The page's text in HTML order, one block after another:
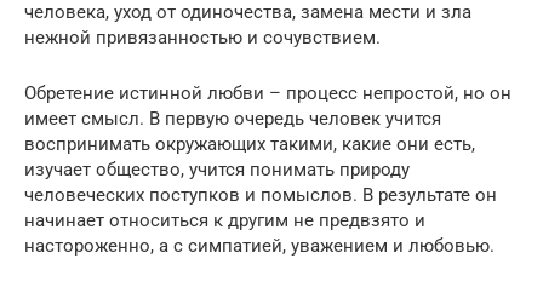
человека, уход от одиночества, замена мести и зла
нежной привязанностью и сочувствием.
Обретение истинной любви – процесс непростой, но он
имеет смысл. В первую очередь человек учится
воспринимать окружающих такими, какие они есть,
изучает общество, учится понимать природу
человеческих поступков и помыслов. В результате он
начинает относиться к другим не предвзято и
настороженно, а с симпатией, уважением и любовью.